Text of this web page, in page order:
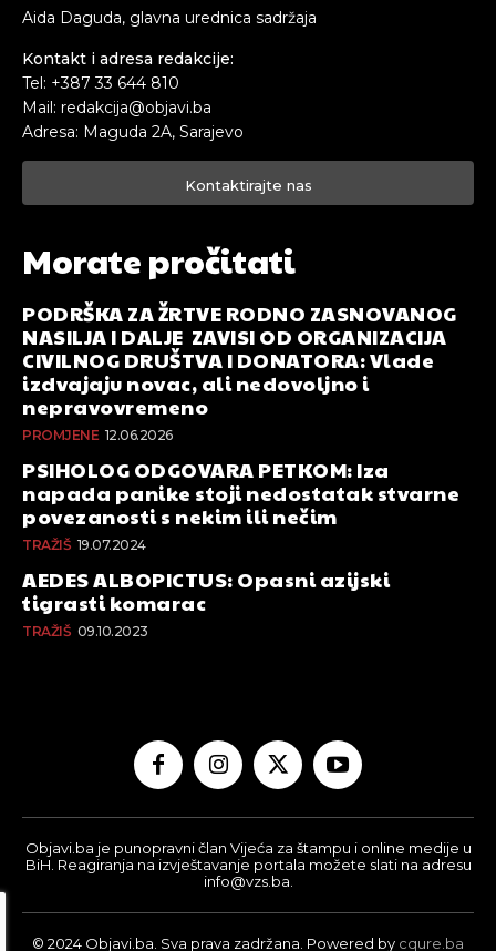
Aida Daguda, glavna urednica sadržaja
Kontakt i adresa redakcije:
Tel: +387 33 644 810
Mail: redakcija@objavi.ba
Adresa: Maguda 2A, Sarajevo
Kontaktirajte nas
Morate pročitati
PODRŠKA ZA ŽRTVE RODNO ZASNOVANOG
NASILJA I DALJE ZAVISI OD ORGANIZACIJA
CIVILNOG DRUŠTVA I DONATORA: Vlade
izdvajaju novac, ali nedovoljno i
nepravovremeno
PROMJENE 12.06.2026
PSIHOLOG ODGOVARA PETKOM: Iza
napada panike stoji nedostatak stvarne
povezanosti s nekim ili nečim
TRAŽIŠ 19.07.2024
AEDES ALBOPICTUS: Opasni azijski
tigrasti komarac
TRAŽIŠ 09.10.2023
Objavi.ba je punopravni član Vijeća za štampu i online medije u
BiH. Reagiranja na izvještavanje portala možete slati na adresu
info@vzs.ba.
© 2024 Objavi.ba. Sva prava zadržana. Powered by cqure.ba